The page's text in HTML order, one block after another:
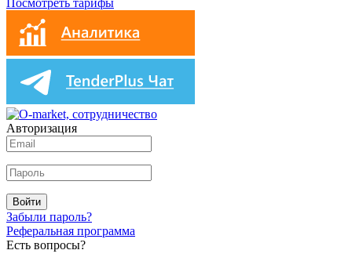
Авторизация
Войти
Забыли пароль?
Реферальная программа
Есть вопросы?